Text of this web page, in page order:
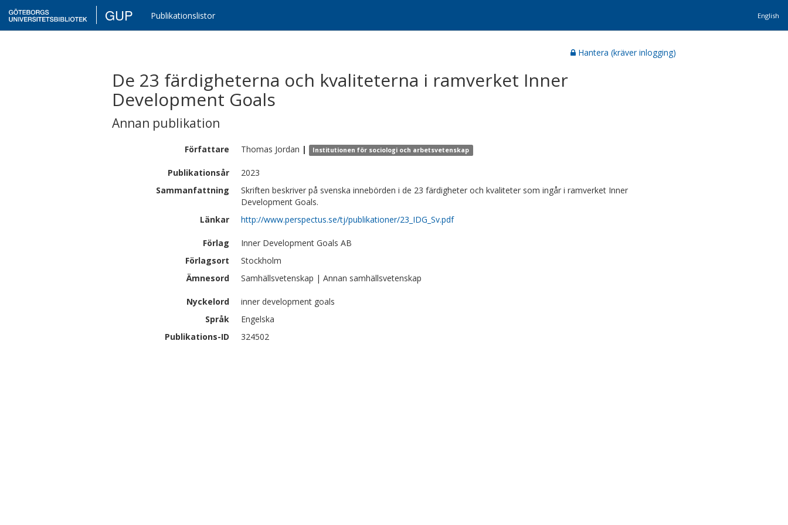
GUP Publikationslistor English
Hantera (kräver inlogging)
De 23 färdigheterna och kvaliteterna i ramverket Inner
Development Goals
Annan publikation
Författare Thomas Jordan | Institutionen för sociologi och arbetsvetenskap
Publikationsår
2023
Sammanfattning
Skriften beskriver på svenska innebörden i de 23 färdigheter och kvaliteter som ingår i ramverket Inner
Development Goals.
Länkar
http://www.perspectus.se/tj/publikationer/23_IDG_Sv.pdf
Förlag
Inner Development Goals AB
Förlagsort
Stockholm
Ämnesord
Samhällsvetenskap | Annan samhällsvetenskap
Nyckelord
inner development goals
Språk
Engelska
Publikations-ID
324502